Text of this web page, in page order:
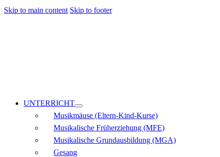
Skip to main content Skip to footer
UNTERRICHT
Musikmäuse (Eltern-Kind-Kurse)
Musikalische Früherziehung (MFE)
Musikalische Grundausbildung (MGA)
Gesang